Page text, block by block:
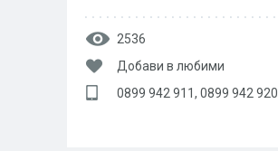
2536
Добави в любими
0899 942 911, 0899 942 920